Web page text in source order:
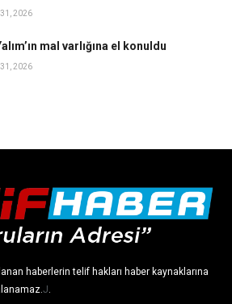
2026
mal varlığına el konuldu
2026
haberlerin telif hakları haber kaynaklarına
J.